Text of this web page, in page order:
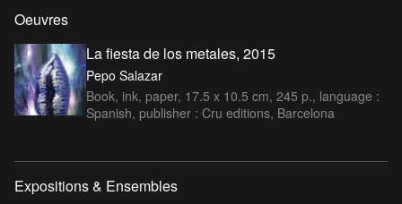
Oeuvres
La fiesta de los metales, 2015
Pepo Salazar
Book, ink, paper, 17.5 x 10.5 cm, 245 p., language :
Spanish, publisher : Cru editions, Barcelona
Expositions & Ensembles